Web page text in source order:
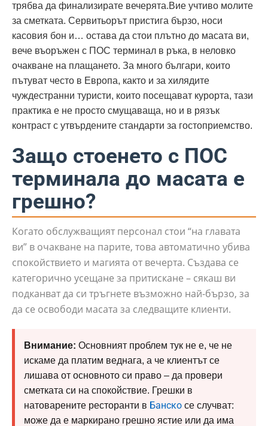
трябва да финализирате вечерята.Вие учтиво молите
за сметката. Сервитьорът пристига бързо, носи
касовия бон и… остава да стои плътно до масата ви,
вече въоръжен с ПОС терминал в ръка, в неловко
очакване на плащането. За много българи, които
пътуват често в Европа, както и за хилядите
чуждестранни туристи, които посещават курорта, тази
практика е не просто смущаваща, но и в рязък
контраст с утвърдените стандарти за гостоприемство.
Защо стоенето с ПОС
терминала до масата е
грешно?
Когато обслужващият персонал стои “на главата
ви” в очакване на парите, това автоматично убива
спокойствието и магията от вечерта. Създава се
категорично усещане за притискане – сякаш ви
подканват да си тръгнете възможно най-бързо, за
да се освободи масата за следващите клиенти.
Внимание: Основният проблем тук не е, че не
искаме да платим веднага, а че клиентът се
лишава от основното си право – да провери
сметката си на спокойствие. Грешки в
натоварените ресторанти в Банско се случват:
може да е маркирано грешно ястие или да има